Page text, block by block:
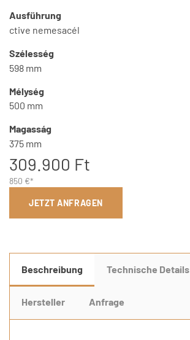
Ausführung
ctive nemesacél
Szélesség
598 mm
Mélység
500 mm
Magasság
375 mm
309.900 Ft
850 €*
JETZT ANFRAGEN
Beschreibung Technische Details
Hersteller Anfrage